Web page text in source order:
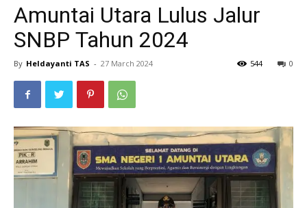
Amuntai Utara Lulus Jalur
SNBP Tahun 2024
By Heldayanti TAS - 27 March 2024 0
544